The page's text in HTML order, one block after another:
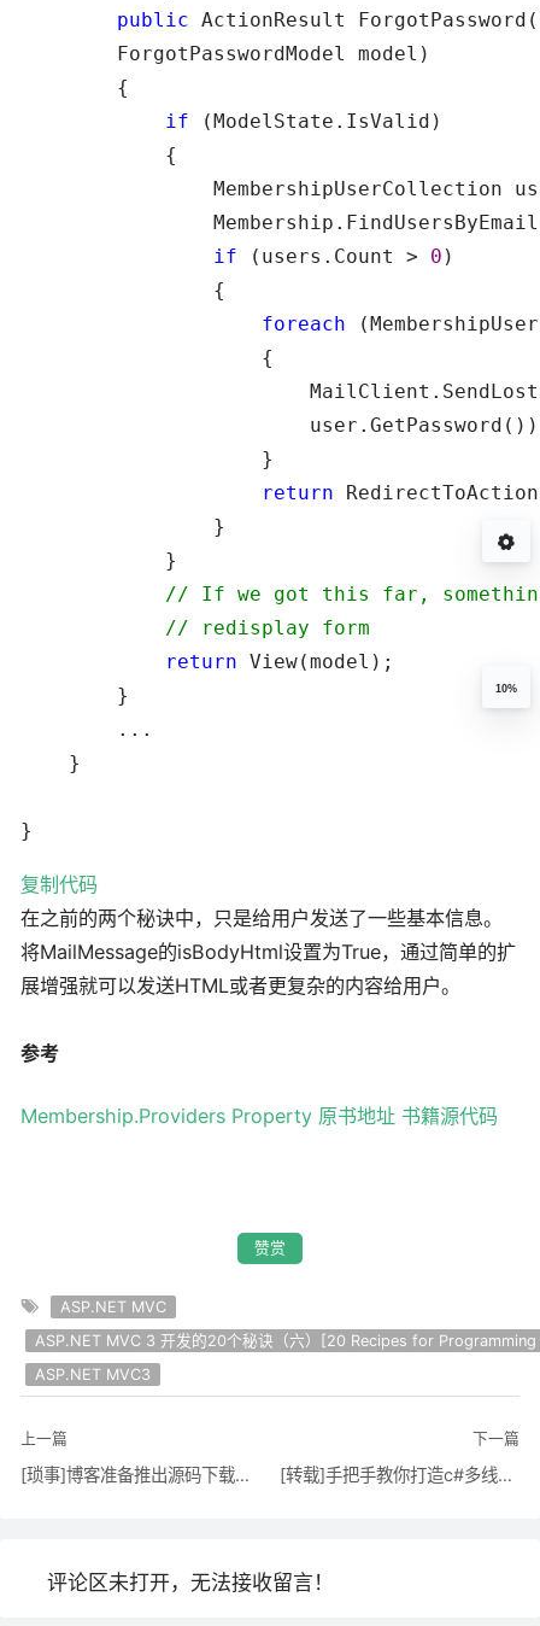
public ActionResult ForgotPassword(
        ForgotPasswordModel model)
        {
if (ModelState.IsValid)
            {
MembershipUserCollection
if (users.Count > 0 )
                {
foreach
                    {
                    }
return
                }
            }
// If we got this far,
// redisplay form
return View(model);
        }
        ...
    }
}
复制代码
在之前的两个秘诀中，只是给用户发送了一些基本信息。
将MailMessage的isBodyHtml设置为True，通过简单的扩
展增强就可以发送HTML或者更复杂的内容给用户。
参考
Membership.Providers Property 原书地址 书籍源代码
赞赏
ASP.NET MVC
ASP.NET MVC 3 开发的20个秘诀（六）[20 Recipes for
ASP.NET MVC3
上一篇
[琐事]博客准备推出源码下载栏目
下一篇
[转载]手把手教你打造c#多线程多页面浏览器（连载一）
评论区未打开，无法接收留言！
10%